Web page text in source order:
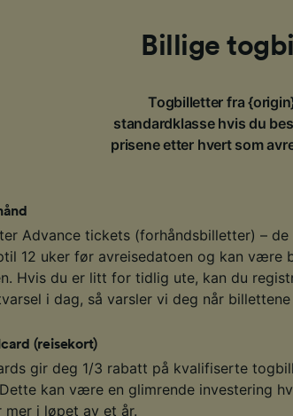
Billige
Togbilletter fra
standardklasse hvis du
prisene etter hvert som
Advance tickets (forhåndsbilletter) – de
12 uker før avreisedatoen og kan være
Hvis du er litt for tidlig ute, kan du
i dag, så varsler vi deg når
(reisekort)
gir deg 1/3 rabatt på kvalifiserte
kan være en glimrende investering
mer i løpet av et år.